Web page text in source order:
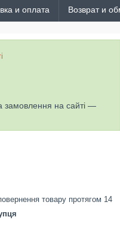
и оплата Возврат и
замовлення на сайті —
товару протягом 14